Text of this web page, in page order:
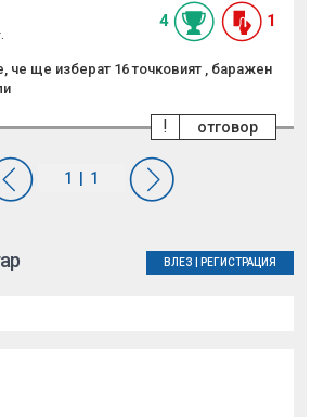
4 1
че ще изберат 16 точковият , баражен
отговор
!
ВЛЕЗ РЕГИСТРАЦИЯ